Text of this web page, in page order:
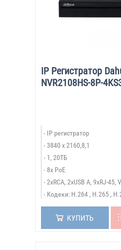
IP Регистратор
NVR2108HS-8P-
IP регистратор
3840 x 2160,8,1
1, 20ТБ
8x PoE
2xRCA, 2xUSB A, 9xRJ-45,
Кодеки: H.264 , H.265 ,
КУПИТЬ